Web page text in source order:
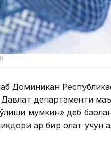
Доминикан
департаменти
мумкин» деб
ҳар бир ҳолат учун